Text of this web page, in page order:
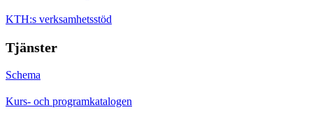
KTH:s verksamhetsstöd
Tjänster
Schema
Kurs- och programkatalogen